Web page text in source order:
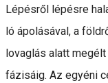
Lépésről lépésre
ló ápolásával, a
lovaglás alatt
fázisáig. Az egyéni